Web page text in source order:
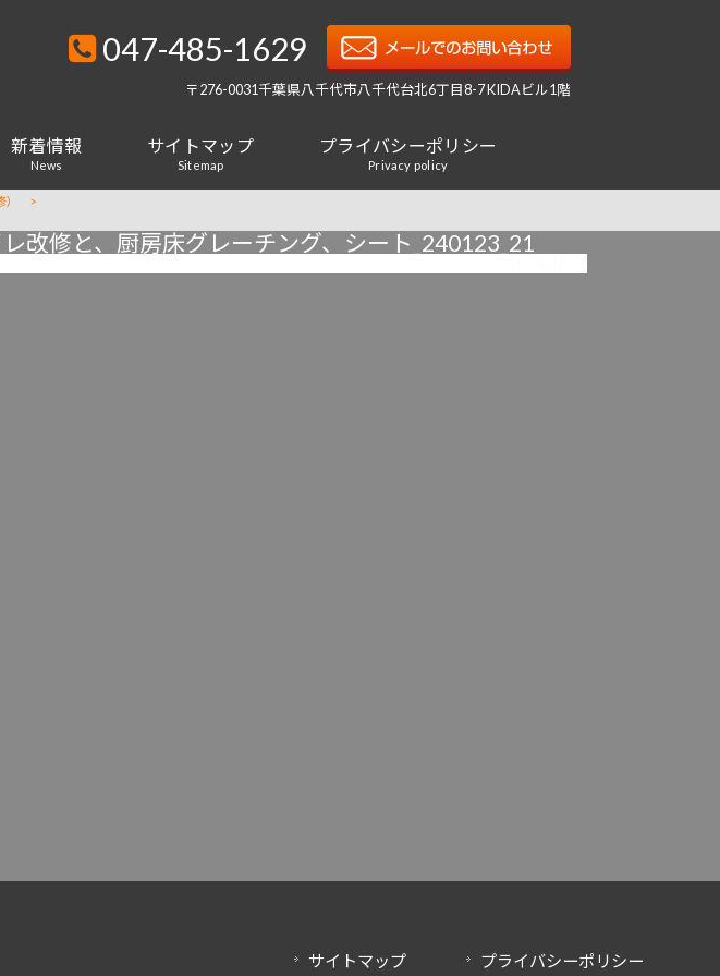
047-485-1629
〒276-0031千葉県八千代市八千代台北6丁目8-7 KIDAビル1階
新着情報
News
サイトマップ
Sitemap
プライバシーポリシー
Privacy policy
>
改修と、厨房床グレーチング、シート_240123_21
サイトマップ プライバシーポリシー